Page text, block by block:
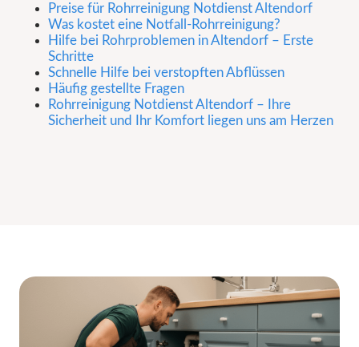
Preise für Rohrreinigung Notdienst Altendorf
Was kostet eine Notfall-Rohrreinigung?
Hilfe bei Rohrproblemen in Altendorf – Erste
Schritte
Schnelle Hilfe bei verstopften Abflüssen
Häufig gestellte Fragen
Rohrreinigung Notdienst Altendorf – Ihre
Sicherheit und Ihr Komfort liegen uns am Herzen